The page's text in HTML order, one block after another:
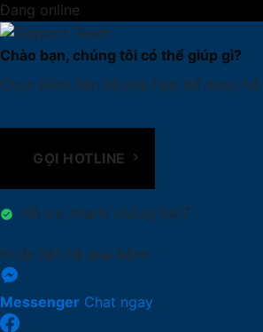
Đang online
Chào bạn, chúng tôi có thể giúp gì?
Chọn kênh liên hệ phù hợp để được
GỌI HOTLINE
Hỗ trợ nhanh chóng 24/7
Hoặc liên hệ qua kênh
Messenger Chat ngay